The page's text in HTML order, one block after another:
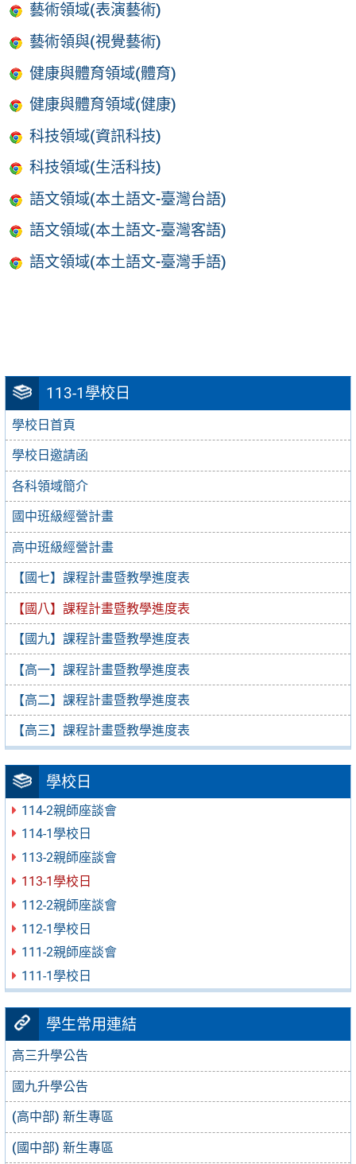
113-1學校日
學校日首頁
學校日邀請函
各科領域簡介
國中班級經營計畫
高中班級經營計畫
【國七】課程計畫暨教學進度表
【國八】課程計畫暨教學進度表
【國九】課程計畫暨教學進度表
【高一】課程計畫暨教學進度表
【高二】課程計畫暨教學進度表
【高三】課程計畫暨教學進度表
學校日
114-2親師座談會
114-1學校日
113-2親師座談會
113-1學校日
112-2親師座談會
112-1學校日
111-2親師座談會
111-1學校日
學生常用連結
高三升學公告
國九升學公告
(高中部) 新生專區
(國中部) 新生專區
藝術領域(表演藝術)
藝術領與(視覺藝術)
健康與體育領域(體育)
健康與體育領域(健康)
科技領域(資訊科技)
科技領域(生活科技)
語文領域(本土語文-臺灣台語)
語文領域(本土語文-臺灣客語)
語文領域(本土語文-臺灣手語)